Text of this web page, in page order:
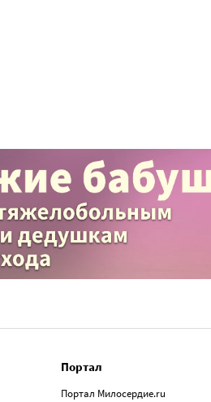
Портал
Портал Милосердие.ru